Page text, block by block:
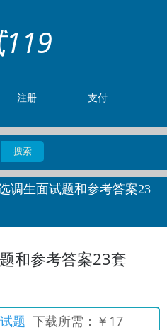
注册
支付
调生面试题和参考答案23
和参考答案23套
题 下载所需：￥17